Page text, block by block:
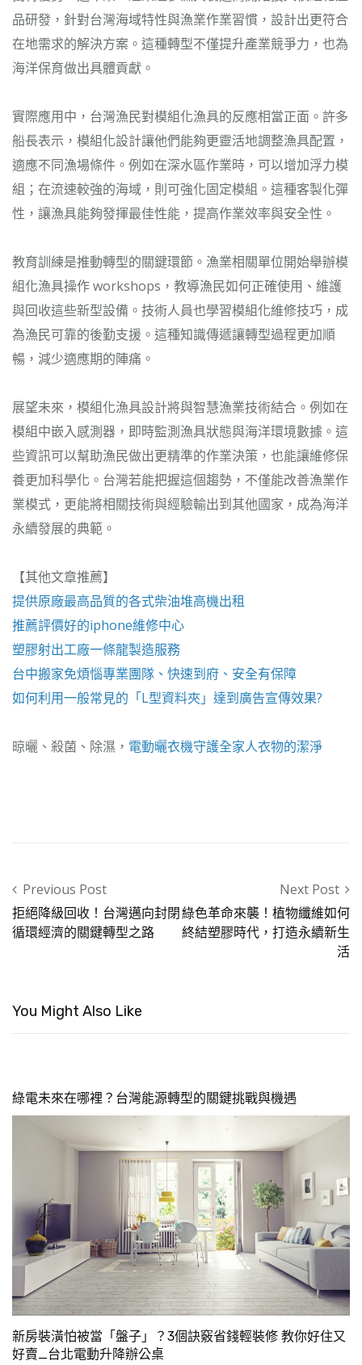
品研發，針對台灣海域特性與漁業作業習慣，設計出更符合
在地需求的解決方案。這種轉型不僅提升產業競爭力，也為
海洋保育做出具體貢獻。
實際應用中，台灣漁民對模組化漁具的反應相當正面。許多
船長表示，模組化設計讓他們能夠更靈活地調整漁具配置，
適應不同漁場條件。例如在深水區作業時，可以增加浮力模
組；在流速較強的海域，則可強化固定模組。這種客製化彈
性，讓漁具能夠發揮最佳性能，提高作業效率與安全性。
教育訓練是推動轉型的關鍵環節。漁業相關單位開始舉辦模
組化漁具操作 workshops，教導漁民如何正確使用、維護
與回收這些新型設備。技術人員也學習模組化維修技巧，成
為漁民可靠的後勤支援。這種知識傳遞讓轉型過程更加順
暢，減少適應期的陣痛。
展望未來，模組化漁具設計將與智慧漁業技術結合。例如在
模組中嵌入感測器，即時監測漁具狀態與海洋環境數據。這
些資訊可以幫助漁民做出更精準的作業決策，也能讓維修保
養更加科學化。台灣若能把握這個趨勢，不僅能改善漁業作
業模式，更能將相關技術與經驗輸出到其他國家，成為海洋
永續發展的典範。
【其他文章推薦】
提供原廠最高品質的各式柴油堆高機出租
推薦評價好的iphone維修中心
塑膠射出工廠一條龍製造服務
台中搬家免煩惱專業團隊、快速到府、安全有保障
如何利用一般常見的「L型資料夾」達到廣告宣傳效果?
晾曬、殺菌、除濕， 電動曬衣機守護全家人衣物的潔淨
Post navigation
Previous Post
拒絕降級回收！台灣邁向封閉
循環經濟的關鍵轉型之路
Next Post
綠色革命來襲！植物纖維如何
終結塑膠時代，打造永續新生
活
You Might Also Like
綠電未來在哪裡？台灣能源轉型的關鍵挑戰與機遇
新房裝潢怕被當「盤子」？3個訣竅省錢輕裝修 教你好住又
好賣_台北電動升降辦公桌